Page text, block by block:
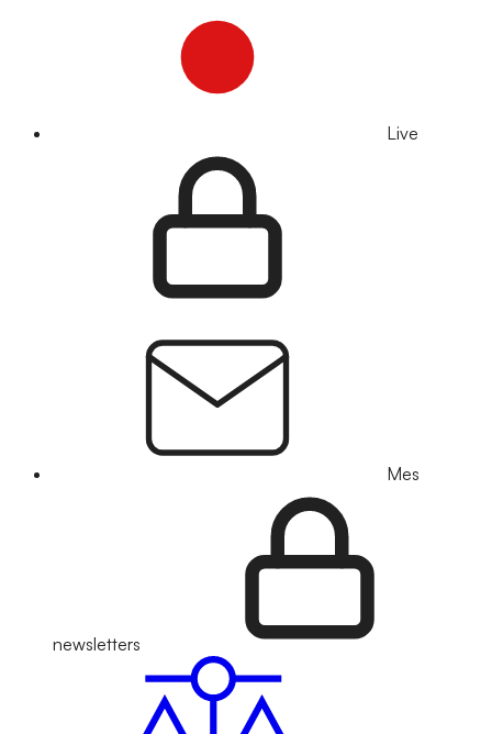
Live
Mes
newsletters